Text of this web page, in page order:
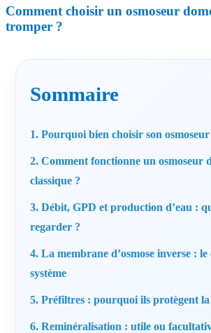
Comment choisir un osmoseur
tromper ?
Sommaire
1. Pourquoi bien choisir son
2. Comment fonctionne un osmoseur
classique ?
3. Débit, GPD et production d’eau :
regarder ?
4. La membrane d’osmose inverse :
système
5. Préfiltres : pourquoi ils protègent
6. Reminéralisation : utile ou